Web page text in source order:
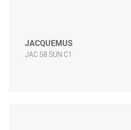
JACQUEMUS
JAC 58 SUN C1